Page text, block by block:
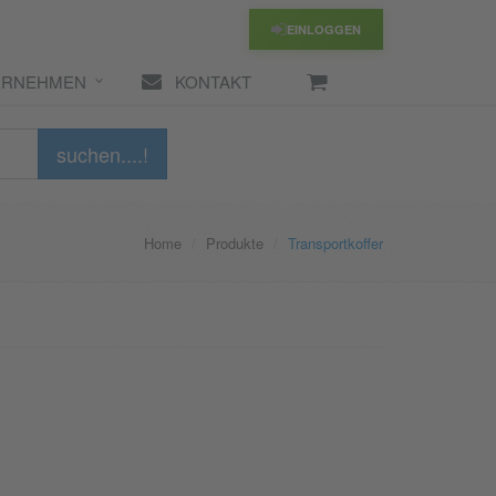
EINLOGGEN
KONTAKT
suchen....!
Home Produkte Transportkoffer